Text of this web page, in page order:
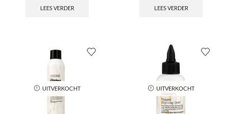
LEES VERDER LEES VERDER
UITVERKOCHT UITVERKOCHT